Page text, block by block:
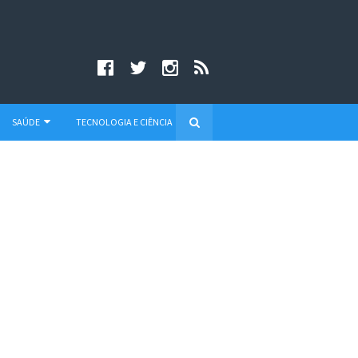
SAÚDE TECNOLOGIA E CIÊNCIA